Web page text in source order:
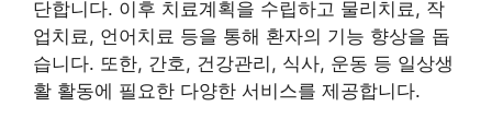
단합니다. 이후 치료계획을 수립하고 물리치료, 작
업치료, 언어치료 등을 통해 환자의 기능 향상을 돕
습니다. 또한, 간호, 건강관리, 식사, 운동 등 일상생
활 활동에 필요한 다양한 서비스를 제공합니다.